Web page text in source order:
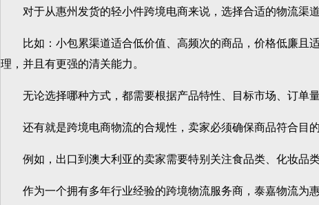
对于从惠州发货的轻小件跨境电商来说，选择合适的物流渠道
比如：小包累渠道适合低价值、高频次的商品，价格低廉且适
理，并且有更强的清关能力。
无论选择哪种方式，都需要根据产品特性、目标市场、订单量
还有就是跨境电商物流的合规性，卖家必须确保商品符合目的
例如，出口到澳大利亚的卖家需要特别关注食品类、化妆品类
作为一个拥有多年行业经验的跨境物流服务商，泰嘉物流为惠